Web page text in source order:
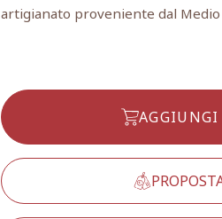
artigianato proveniente dal Medio
AGGIUNGI